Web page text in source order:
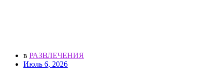
в РАЗВЛЕЧЕНИЯ
Июль 6, 2026